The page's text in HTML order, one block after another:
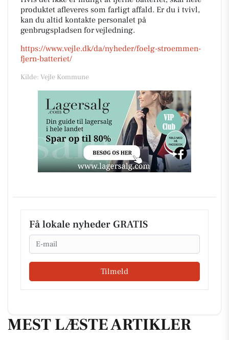
produktet afleveres som farligt affald. Er du i tvivl,
kan du altid kontakte personalet på
genbrugspladsen for vejledning.
https://www.vejle.dk/da/nyheder/foelg-stroemmen-
fjern-batteriet/
Kilde: Vejle Kommune
Få lokale nyheder GRATIS
Email
Tilmeld
MEST LÆSTE ARTIKLER